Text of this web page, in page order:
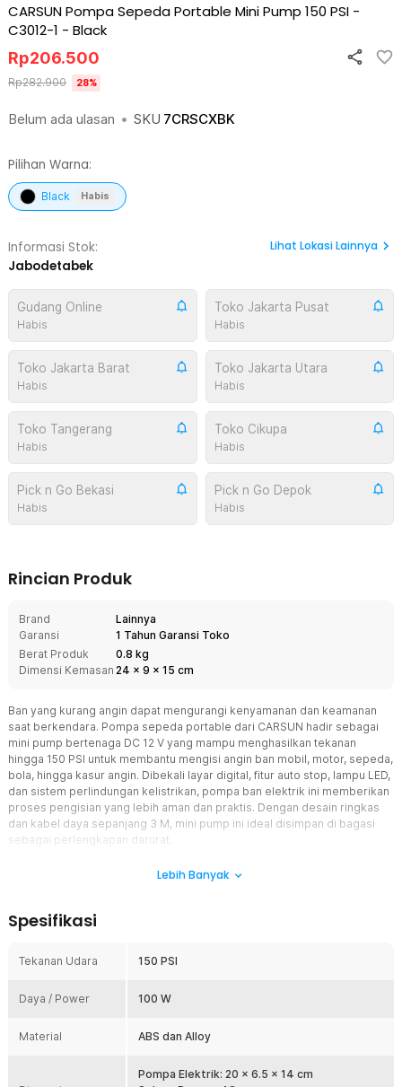
CARSUN Pompa Sepeda Portable Mini Pump 150 PSI -
C3012-1 - Black
Belum ada ulasan • SKU 7CRSCXBK
Rp206.500
Rp282.900 28%
Pilihan Warna:
Black Habis
Informasi Stok:
Jabodetabek
Lihat Lokasi Lainnya
Gudang Online
Habis
Toko Jakarta Pusat
Habis
Toko Jakarta Barat
Habis
Toko Jakarta Utara
Habis
Toko Tangerang
Habis
Toko Cikupa
Habis
Pick n Go Bekasi
Habis
Pick n Go Depok
Habis
Rincian Produk
Brand
Lainnya
Garansi
1 Tahun Garansi Toko
Berat Produk
0.8 kg
Dimensi Kemasan 24 x 9 x 15 cm
Ban yang kurang angin dapat mengurangi kenyamanan dan keamanan
saat berkendara. Pompa sepeda portable dari CARSUN hadir sebagai
mini pump bertenaga DC 12 V yang mampu menghasilkan tekanan
hingga 150 PSI untuk membantu mengisi angin ban mobil, motor, sepeda,
bola, hingga kasur angin. Dibekali layar digital, fitur auto stop, lampu LED,
dan sistem perlindungan kelistrikan, pompa ban elektrik ini memberikan
proses pengisian yang lebih aman dan praktis. Dengan desain ringkas
dan kabel daya sepanjang 3 M, mini pump ini ideal disimpan di bagasi
sebagai perlengkapan darurat.
Pompa sepeda portable ini menggunakan teknologi 22-cylinder
mempercepat proses pengisian angin. Tekanan maksimal hingga
membantu menghemat waktu saat mengisi angin ban kendaraan.
Pompa ban elektrik dilengkapi fitur auto stop yang akan
diatur tercapai. Fitur ini membantu menjaga tekanan ban tetap
Lebih Banyak
Spesifikasi
Tekanan Udara 150 PSI
Daya / Power 100 W
Material ABS dan Alloy
Pompa Elektrik: 20 x 6.5 x 14 cm